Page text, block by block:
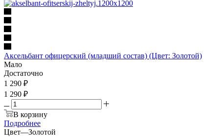
Аксельбант офицерский (младший состав) (Цвет: Золотой)
Мало
Достаточно
1 290 ₽
1 290 ₽
В корзину
Подробнее
Цвет—Золотой